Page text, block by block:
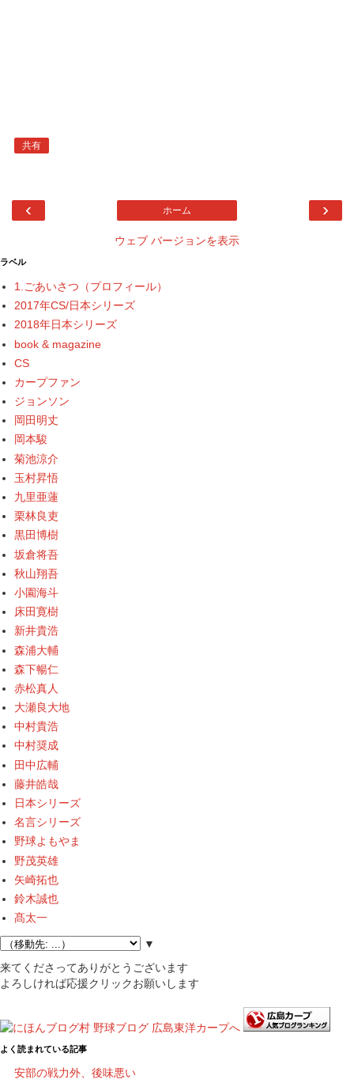
共有
‹ ›
ホーム
ウェブ バージョンを表示
ラベル
1.ごあいさつ（プロフィール）
2017年CS/日本シリーズ
2018年日本シリーズ
book & magazine
CS
カープファン
ジョンソン
岡田明丈
岡本駿
菊池涼介
玉村昇悟
九里亜蓮
栗林良吏
黒田博樹
坂倉将吾
秋山翔吾
小園海斗
床田寛樹
新井貴浩
森浦大輔
森下暢仁
赤松真人
大瀬良大地
中村貴浩
中村奨成
田中広輔
藤井皓哉
日本シリーズ
名言シリーズ
野球よもやま
野茂英雄
矢崎拓也
鈴木誠也
髙太一
▼
来てくださってありがとうございます
よろしければ応援クリックお願いします
よく読まれている記事
安部の戦力外、後味悪い